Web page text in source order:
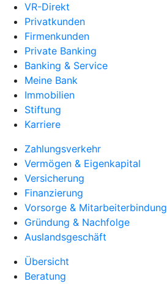
VR-Direkt
Privatkunden
Firmenkunden
Private Banking
Banking & Service
Meine Bank
Immobilien
Stiftung
Karriere
Zahlungsverkehr
Vermögen & Eigenkapital
Versicherung
Finanzierung
Vorsorge & Mitarbeiterbindung
Gründung & Nachfolge
Auslandsgeschäft
Übersicht
Beratung